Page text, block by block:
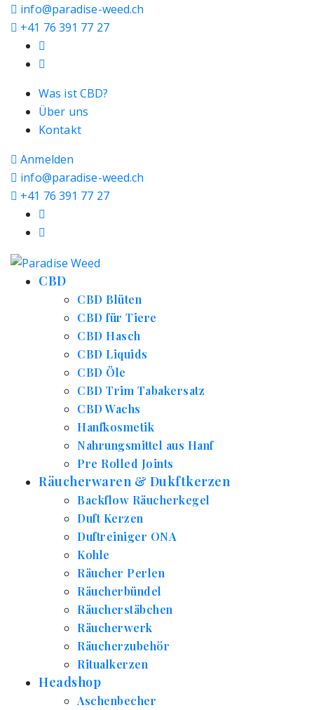
info@paradise-weed.ch
+41 76 391 77 27
Was ist CBD?
Über uns
Kontakt
Anmelden
info@paradise-weed.ch
+41 76 391 77 27
CBD
CBD Blüten
CBD für Tiere
CBD Hasch
CBD Liquids
CBD Öle
CBD Trim Tabakersatz
CBD Wachs
Hanfkosmetik
Nahrungsmittel aus Hanf
Pre Rolled Joints
Räucherwaren & Dukftkerzen
Backflow Räucherkegel
Duft Kerzen
Duftreiniger ONA
Kohle
Räucher Perlen
Räucherbündel
Räucherstäbchen
Räucherwerk
Räucherzubehör
Ritualkerzen
Headshop
Aschenbecher